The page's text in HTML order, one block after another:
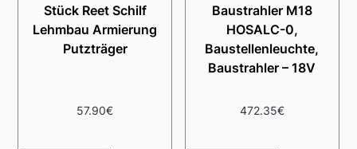
Stück Reet Schilf
Lehmbau Armierung
Putzträger
57.90€
Baustrahler M18
HOSALC-0,
Baustellenleuchte,
Baustrahler – 18V
472.35€